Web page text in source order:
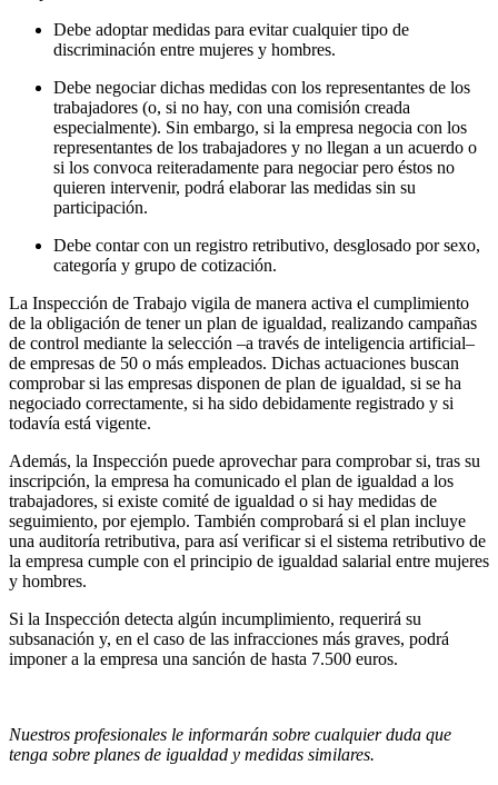
Debe adoptar medidas para evitar cualquier tipo de
discriminación entre mujeres y hombres.
Debe negociar dichas medidas con los representantes de los
trabajadores (o, si no hay, con una comisión creada
especialmente). Sin embargo, si la empresa negocia con los
representantes de los trabajadores y no llegan a un acuerdo o
si los convoca reiteradamente para negociar pero éstos no
quieren intervenir, podrá elaborar las medidas sin su
participación.
Debe contar con un registro retributivo, desglosado por sexo,
categoría y grupo de cotización.
La Inspección de Trabajo vigila de manera activa el cumplimiento
de la obligación de tener un plan de igualdad, realizando campañas
de control mediante la selección –a través de inteligencia artificial–
de empresas de 50 o más empleados. Dichas actuaciones buscan
comprobar si las empresas disponen de plan de igualdad, si se ha
negociado correctamente, si ha sido debidamente registrado y si
todavía está vigente.
Además, la Inspección puede aprovechar para comprobar si, tras su
inscripción, la empresa ha comunicado el plan de igualdad a los
trabajadores, si existe comité de igualdad o si hay medidas de
seguimiento, por ejemplo. También comprobará si el plan incluye
una auditoría retributiva, para así verificar si el sistema retributivo de
la empresa cumple con el principio de igualdad salarial entre mujeres
y hombres.
Si la Inspección detecta algún incumplimiento, requerirá su
subsanación y, en el caso de las infracciones más graves, podrá
imponer a la empresa una sanción de hasta 7.500 euros.
Nuestros profesionales le informarán sobre cualquier duda que
tenga sobre planes de igualdad y medidas similares.